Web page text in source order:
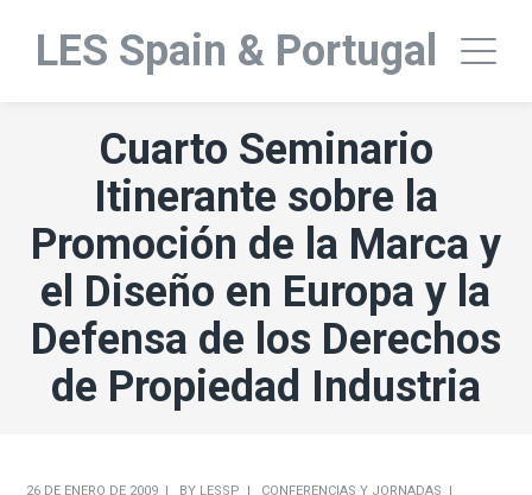
LES Spain & Portugal
Cuarto Seminario
Itinerante sobre la
Promoción de la Marca y
el Diseño en Europa y la
Defensa de los Derechos
de Propiedad Industria
26 DE ENERO DE 2009 BY LESSP
CONFERENCIAS Y JORNADAS